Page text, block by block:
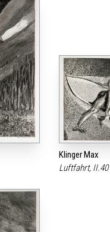
Klinger Max
Luftfahrt, II.40